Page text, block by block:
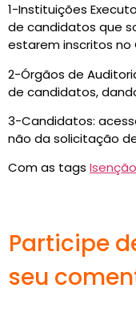
1-Instituições
de candidatos que
estarem inscritos no
2-Órgãos de
de candidatos,
3-Candidatos:
não da solicitação
Com as tags Isenção
Participe
seu